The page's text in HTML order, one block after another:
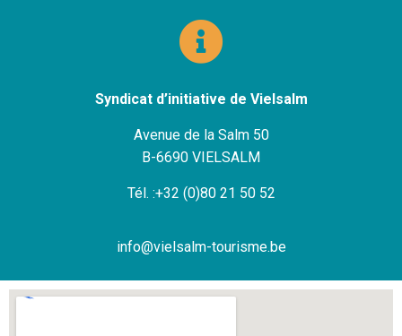
Syndicat d’initiative de Vielsalm
Avenue de la Salm 50
B-6690 VIELSALM
Tél. :+32 (0)80 21 50 52
info@vielsalm-tourisme.be